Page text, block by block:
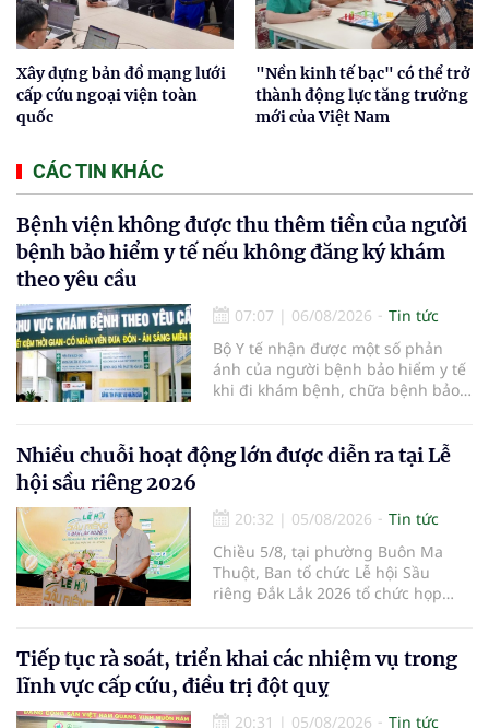
Xây dựng bản đồ mạng lưới
cấp cứu ngoại viện toàn
quốc
"Nền kinh tế bạc" có thể trở
thành động lực tăng trưởng
mới của Việt Nam
CÁC TIN KHÁC
Bệnh viện không được thu thêm tiền của người
bệnh bảo hiểm y tế nếu không đăng ký khám
theo yêu cầu
07:07 | 06/08/2026
Tin tức
Bộ Y tế nhận được một số phản
ánh của người bệnh bảo hiểm y tế
khi đi khám bệnh, chữa bệnh bảo
bệnh, chữa bệnh theo yêu cầu
nhưng vẫn phải nộp thêm các chi
phần cùng chi trả.
Nhiều chuỗi hoạt động lớn được diễn ra tại Lễ
hội sầu riêng 2026
20:32 | 05/08/2026
Tin tức
Chiều 5/8, tại phường Buôn Ma
Thuột, Ban tổ chức Lễ hội Sầu
riêng Đắk Lắk 2026 tổ chức họp
hội Sầu riêng Đắk Lắk năm 2026 có
chủ đề “Sầu riêng Đắk Lắk – Kết nối
vươn xa”, được tổ chức từ ngày
15/8/2026 đến ngày 02/9/2026 tại
Tiếp tục rà soát, triển khai các nhiệm vụ trong
lĩnh vực cấp cứu, điều trị đột quỵ
20:31 | 05/08/2026
Tin tức